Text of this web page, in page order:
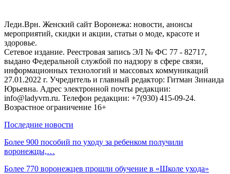
Леди.Врн. Женский сайт Воронежа: новости, анонсы
мероприятий, скидки и акции, статьи о моде, красоте и
здоровье.
Сетевое издание. Реестровая запись ЭЛ № ФС 77 - 82717,
выдано Федеральной службой по надзору в сфере связи,
информационных технологий и массовых коммуникаций
27.01.2022 г. Учредитель и главный редактор: Гитман Зинаида
Юрьевна. Адрес электронной почты редакции:
info@ladyvrn.ru. Телефон редакции: +7(930) 415-09-24.
Возрастное ограничение 16+
Последние новости
Более 900 пособий по уходу за ребенком получили
воронежцы,…
Более 770 воронежцев прошли обучение в «Школе ухода»